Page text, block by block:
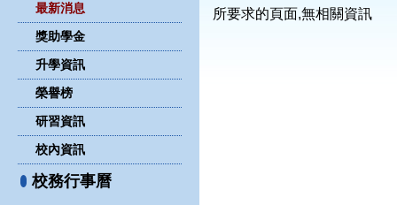
最新消息
獎助學金
升學資訊
榮譽榜
研習資訊
校內資訊
校務行事曆
所要求的頁面,無相關資訊